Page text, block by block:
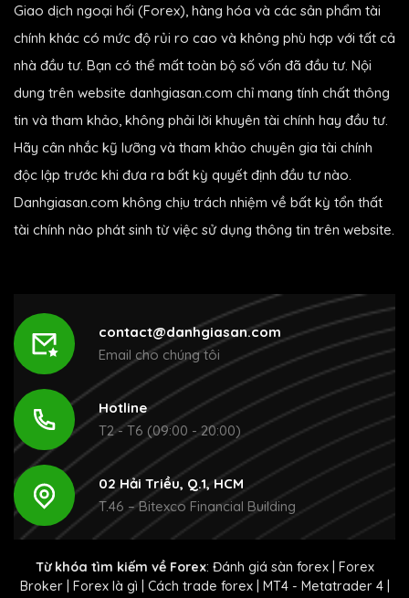
Giao dịch ngoại hối (Forex), hàng hóa và các sản phẩm tài
chính khác có mức độ rủi ro cao và không phù hợp với tất cả
nhà đầu tư. Bạn có thể mất toàn bộ số vốn đã đầu tư. Nội
dung trên website danhgiasan.com chỉ mang tính chất thông
tin và tham khảo, không phải lời khuyên tài chính hay đầu tư.
Hãy cân nhắc kỹ lưỡng và tham khảo chuyên gia tài chính
độc lập trước khi đưa ra bất kỳ quyết định đầu tư nào.
Danhgiasan.com không chịu trách nhiệm về bất kỳ tổn thất
tài chính nào phát sinh từ việc sử dụng thông tin trên website.
contact@danhgiasan.com
Email cho chúng tôi
Hotline
T2 - T6 (09:00 - 20:00)
02 Hải Triều, Q.1, HCM
T.46 – Bitexco Financial Building
Từ khóa tìm kiếm về Forex: Đánh giá sàn forex| Forex
Broker| Forex là gì Cách trade forex| MT4 - Metatrader 4|